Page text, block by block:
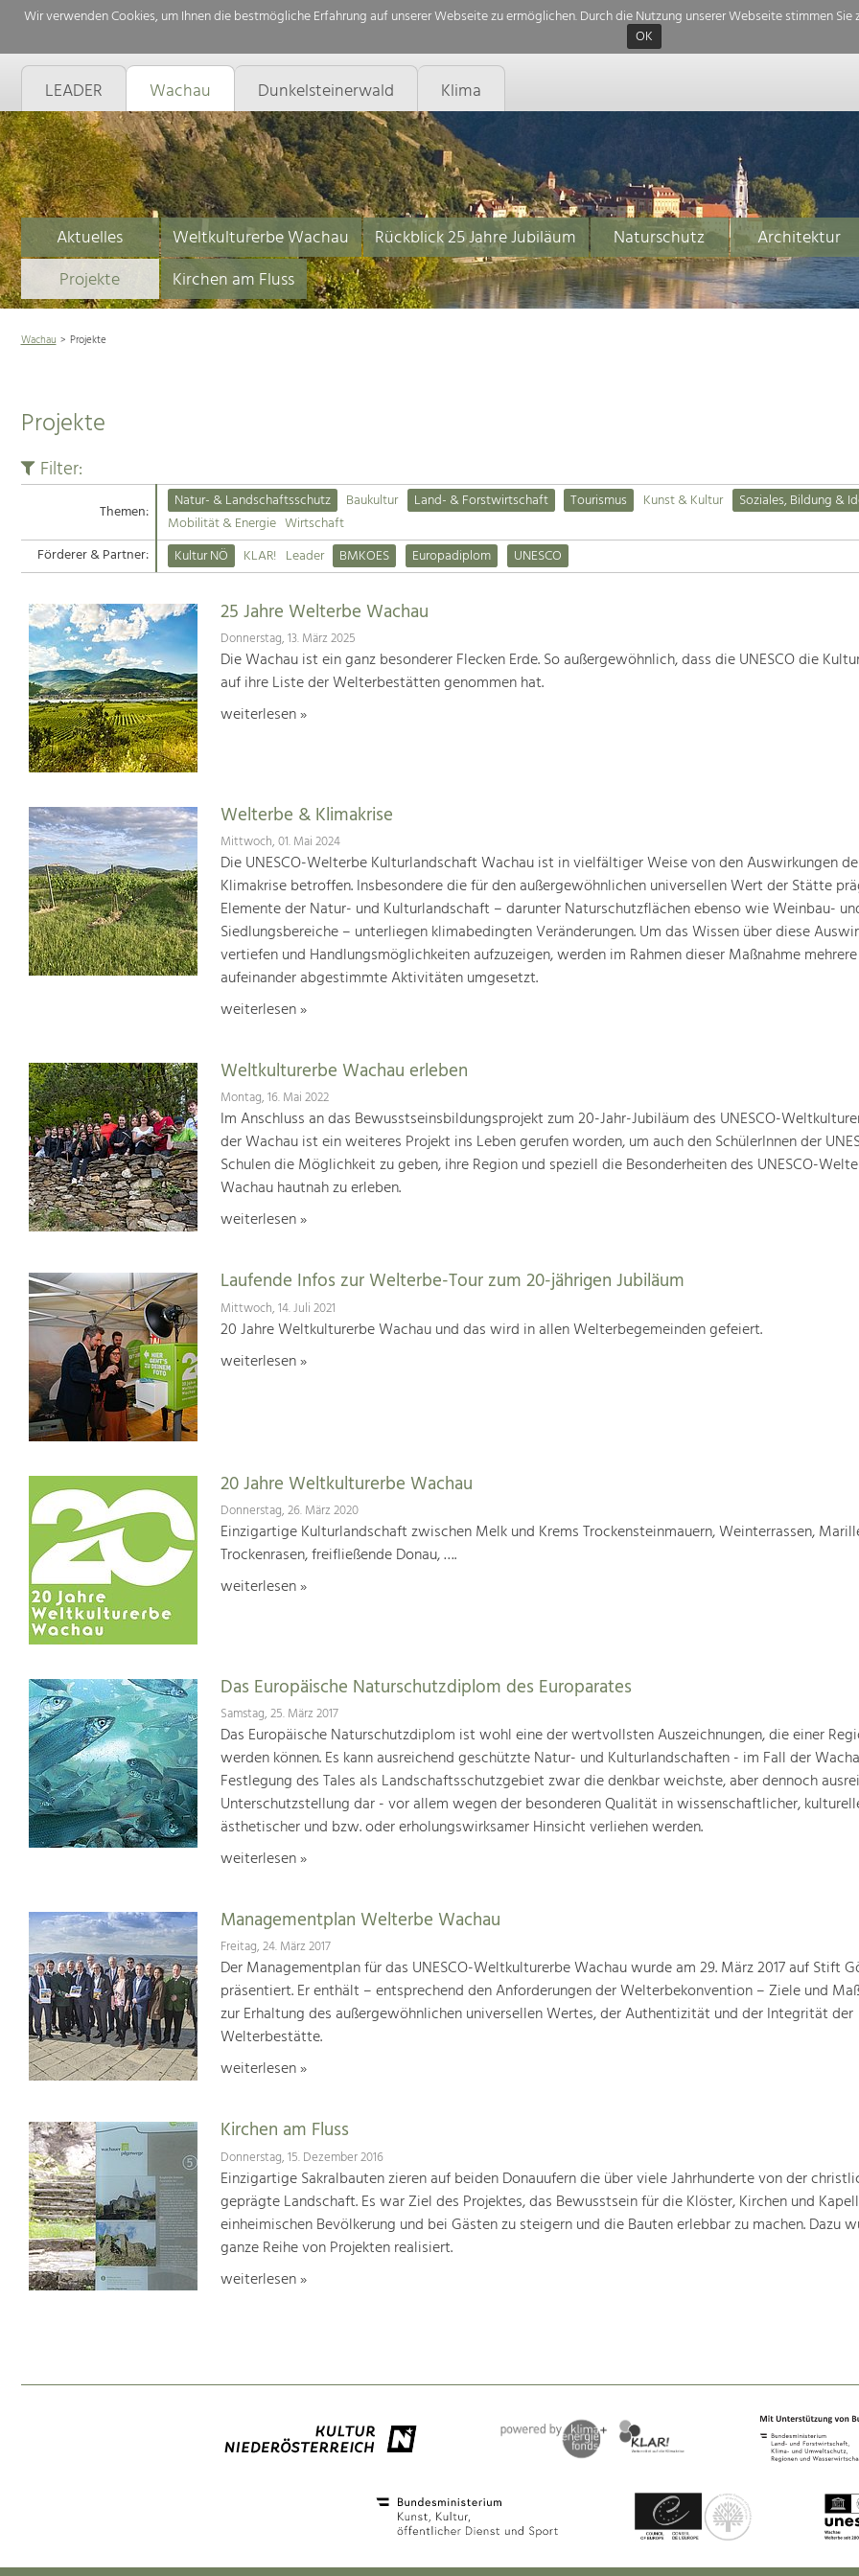
Wir verwenden Cookies, um Ihnen die bestmögliche Erfahrung auf unserer Webseite zu ermöglichen. Durch die Nutzung unserer Webseite stimmen
OK
LEADER Wachau Dunkelsteinerwald Klima
Aktuelles Weltkulturerbe Wachau Rückblick 25 Jahre Jubiläum Naturschutz Architektur
Projekte
Kirchen am Fluss
Wachau Projekte
Projekte
Filter:
Themen: Natur- & Landschaftsschutz Baukultur Land- & Forstwirtschaft Tourismus Kunst & Kultur
Soziales, Bildung &
Mobilität & Energie Wirtschaft
Förderer & Partner:
Kultur NÖ KLAR! Leader BMKOES Europadiplom UNESCO
25 Jahre Welterbe Wachau
Donnerstag, 13. März 2025
Die Wachau ist ein ganz besonderer Flecken Erde. So außergewöhnlich, dass die UNESCO die
auf ihre Liste der Welterbestätten genommen hat.
weiterlesen »
Welterbe & Klimakrise
Mittwoch, 01. Mai 2024
Die UNESCO-Welterbe Kulturlandschaft Wachau ist in vielfältiger Weise von den Auswirkungen
Klimakrise betroffen. Insbesondere die für den außergewöhnlichen universellen Wert der Stätte
Elemente der Natur- und Kulturlandschaft – darunter Naturschutzflächen ebenso wie Weinbau-
Siedlungsbereiche – unterliegen klimabedingten Veränderungen. Um das Wissen über diese
vertiefen und Handlungsmöglichkeiten aufzuzeigen, werden im Rahmen dieser Maßnahme mehrere
aufeinander abgestimmte Aktivitäten umgesetzt.
weiterlesen »
Weltkulturerbe Wachau erleben
Montag, 16. Mai 2022
Im Anschluss an das Bewusstseinsbildungsprojekt zum 20-Jahr-Jubiläum des UNESCO-
der Wachau ist ein weiteres Projekt ins Leben gerufen worden, um auch den SchülerInnen der
Schulen die Möglichkeit zu geben, ihre Region und speziell die Besonderheiten des UNESCO-
Wachau hautnah zu erleben.
weiterlesen »
Laufende Infos zur Welterbe-Tour zum 20-jährigen Jubiläum
Mittwoch, 14. Juli 2021
20 Jahre Weltkulturerbe Wachau und das wird in allen Welterbegemeinden gefeiert.
weiterlesen »
20 Jahre Weltkulturerbe Wachau
Donnerstag, 26. März 2020
Einzigartige Kulturlandschaft zwischen Melk und Krems Trockensteinmauern, Weinterrassen,
Trockenrasen, freifließende Donau, ….
weiterlesen »
Das Europäische Naturschutzdiplom des Europarates
Samstag, 25. März 2017
Das Europäische Naturschutzdiplom ist wohl eine der wertvollsten Auszeichnungen, die einer
werden können. Es kann ausreichend geschützte Natur- und Kulturlandschaften - im Fall der
Festlegung des Tales als Landschaftsschutzgebiet zwar die denkbar weichste, aber dennoch
Unterschutzstellung dar - vor allem wegen der besonderen Qualität in wissenschaftlicher,
ästhetischer und bzw. oder erholungswirksamer Hinsicht verliehen werden.
weiterlesen »
Managementplan Welterbe Wachau
Freitag, 24. März 2017
Der Managementplan für das UNESCO-Weltkulturerbe Wachau wurde am 29. März 2017 auf Stift
präsentiert. Er enthält – entsprechend den Anforderungen der Welterbekonvention – Ziele und
zur Erhaltung des außergewöhnlichen universellen Wertes, der Authentizität und der Integrität der
Welterbestätte.
weiterlesen »
Kirchen am Fluss
Donnerstag, 15. Dezember 2016
Einzigartige Sakralbauten zieren auf beiden Donauufern die über viele Jahrhunderte von der
geprägte Landschaft. Es war Ziel des Projektes, das Bewusstsein für die Klöster, Kirchen und
einheimischen Bevölkerung und bei Gästen zu steigern und die Bauten erlebbar zu machen. Dazu
ganze Reihe von Projekten realisiert.
weiterlesen »